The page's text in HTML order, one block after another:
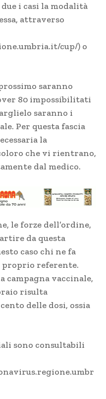
i casi la modalità
attraverso
cup/) o
saranno
80 impossibilitati
saranno i
Per questa fascia
la
che vi rientrano,
dal medico.
le forze dell’ordine,
da questa
caso chi ne fa
proprio referente.
campagna vaccinale,
risulta
delle dosi, ossia
sono consultabili